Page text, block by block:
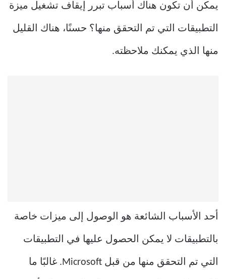
يمكن أن تكون هناك أسباب تبرر إيقاف تشغيل ميزة
التطبيقات التي تم التحقق منها؟ حسنًا، هناك القليل
منها الذي يمكنك ملاحظته.
أحد الأسباب الشائعة هو الوصول إلى ميزات خاصة
بالتطبيقات لا يمكن الحصول عليها في التطبيقات
التي تم التحقق منها من قبل Microsoft. غالبًا ما